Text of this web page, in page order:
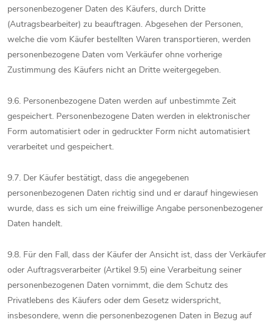
personenbezogener Daten des Käufers, durch Dritte
(Autragsbearbeiter) zu beauftragen. Abgesehen der Personen,
welche die vom Käufer bestellten Waren transportieren, werden
personenbezogene Daten vom Verkäufer ohne vorherige
Zustimmung des Käufers nicht an Dritte weitergegeben.
9.6. Personenbezogene Daten werden auf unbestimmte Zeit
gespeichert. Personenbezogene Daten werden in elektronischer
Form automatisiert oder in gedruckter Form nicht automatisiert
verarbeitet und gespeichert.
9.7. Der Käufer bestätigt, dass die angegebenen
personenbezogenen Daten richtig sind und er darauf hingewiesen
wurde, dass es sich um eine freiwillige Angabe personenbezogener
Daten handelt.
9.8. Für den Fall, dass der Käufer der Ansicht ist, dass der Verkäufer
oder Auftragsverarbeiter (Artikel 9.5) eine Verarbeitung seiner
personenbezogenen Daten vornimmt, die dem Schutz des
Privatlebens des Käufers oder dem Gesetz widerspricht,
insbesondere, wenn die personenbezogenen Daten in Bezug auf